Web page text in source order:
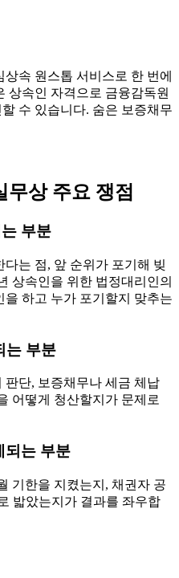
속 원스톱 서비스로 한 번에
상속인 자격으로 금융감독원
수 있습니다. 숨은 보증채무
무상 주요 쟁점
부분
는 점, 앞 순위가 포기해 빚
상속인을 위한 법정대리인의
하고 누가 포기할지 맞추는
는 부분
판단, 보증채무나 세금 체납
어떻게 청산할지가 문제로
되는 부분
기한을 지켰는지, 채권자 공
밟았는지가 결과를 좌우합